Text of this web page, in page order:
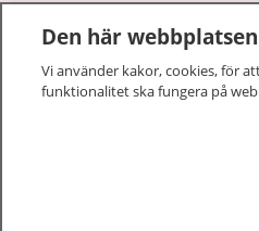
Den här
Vi använder kakor, cookies, för
funktionalitet ska fungera på